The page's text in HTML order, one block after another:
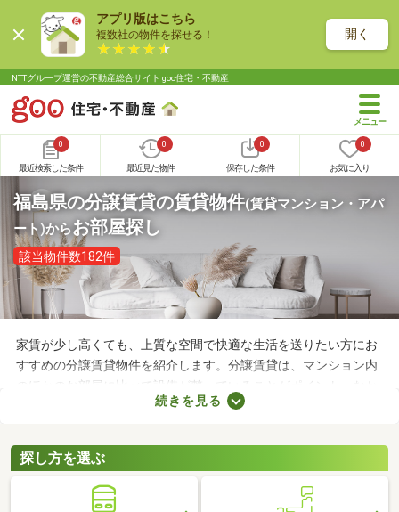
アプリ版はこちら
複数社の物件を探せる！ 開く
NTTグループ運営の不動産総合サイト goo住宅・不動産
0
最近検索した条件
0
最近見た物件
0
保存した条件
0
お気に入り
福島県の分譲賃貸の賃貸物件(賃貸マンション・アパ
ート)からお部屋探し
該当物件数182件
家賃が少し高くても、上質な空間で快適な生活を送りたい方にお
すすめの分譲賃貸物件を紹介します。分譲賃貸は、マンション内
のほかのお部屋に比べて設備が整っていることがポイント。なか
には高級感のある内装に整えられた物件もあるので、グレードの
貸物件のなかから、気になるお部屋を見つけてくださいね。
続きを見る
探し方を選ぶ